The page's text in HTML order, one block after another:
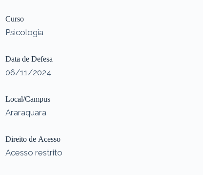
Curso
Psicologia
Data de Defesa
06/11/2024
Local/Campus
Araraquara
Direito de Acesso
Acesso restrito